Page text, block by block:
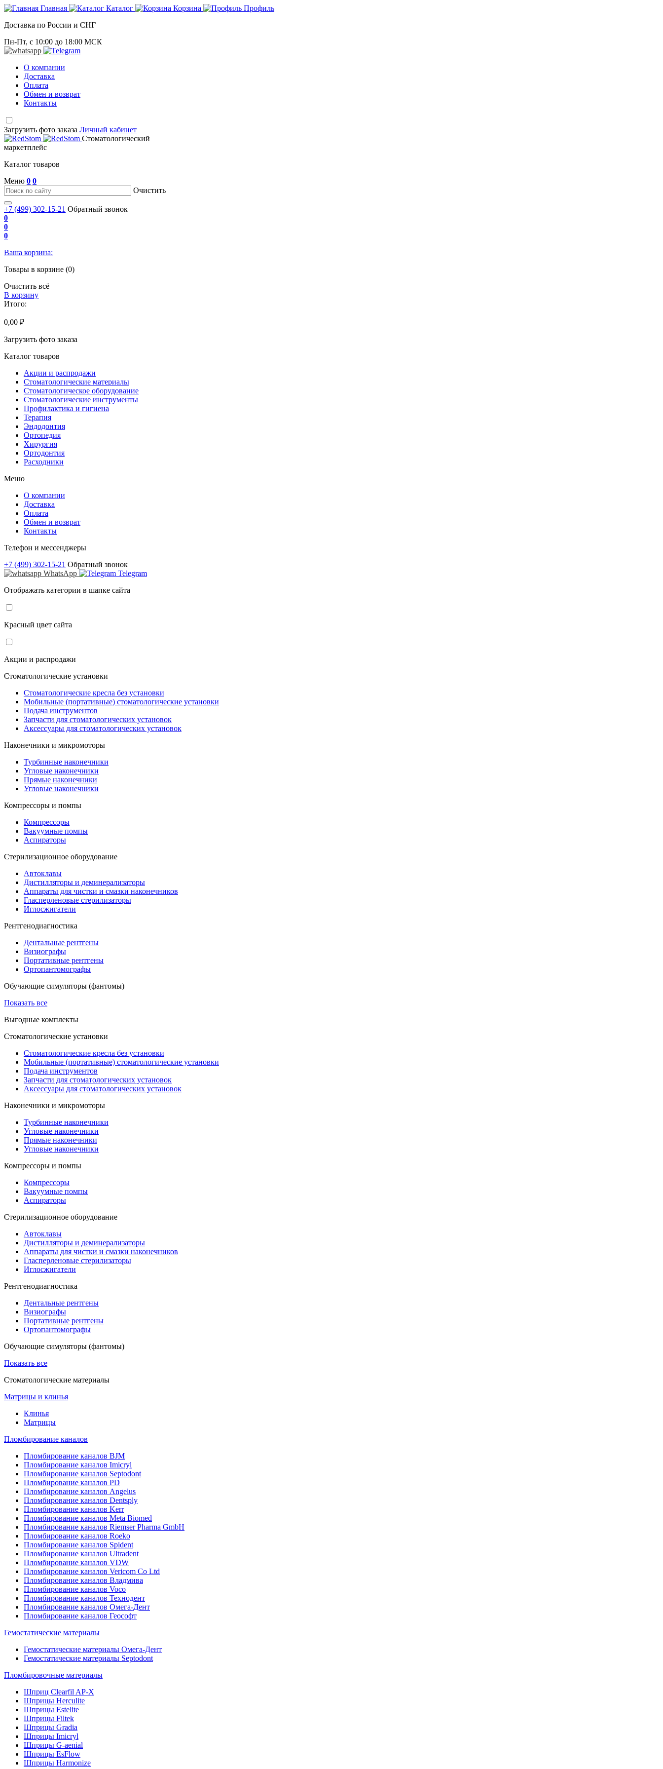
Главная Каталог Корзина
Профиль
Доставка по России и СНГ
Пн-Пт, с 10:00 до 18:00 МСК
О компании
Доставка
Оплата
Обмен и возврат
Контакты
Загрузить фото заказа Личный кабинет
Стоматологический
маркетплейс
Каталог товаров
Меню 0 0
Очистить
+7 (499) 302-15-21 Обратный звонок
0
0
0
Ваша корзина:
Товары в корзине (0)
Очистить всё
В корзину
Итого:
0,00 ₽
Загрузить фото заказа
Каталог товаров
Акции и распродажи
Стоматологические материалы
Стоматологическое оборудование
Стоматологические инструменты
Профилактика и гигиена
Терапия
Эндодонтия
Ортопедия
Хирургия
Ортодонтия
Расходники
Меню
О компании
Доставка
Оплата
Обмен и возврат
Контакты
Телефон и мессенджеры
+7 (499) 302-15-21 Обратный звонок
WhatsApp
Telegram
Отображать категории в шапке сайта
Красный цвет сайта
Акции и распродажи
Стоматологические установки
Стоматологические кресла без установки
Мобильные (портативные) стоматологические установки
Подача инструментов
Запчасти для стоматологических установок
Аксессуары для стоматологических установок
Наконечники и микромоторы
Турбинные наконечники
Угловые наконечники
Прямые наконечники
Угловые наконечники
Компрессоры и помпы
Компрессоры
Вакуумные помпы
Аспираторы
Стерилизационное оборудование
Автоклавы
Дистилляторы и деминерализаторы
Аппараты для чистки и смазки наконечников
Гласперленовые стерилизаторы
Иглосжигатели
Рентгенодиагностика
Дентальные рентгены
Визиографы
Портативные рентгены
Ортопантомографы
Обучающие симуляторы (фантомы)
Показать все
Выгодные комплекты
Стоматологические установки
Стоматологические кресла без установки
Мобильные (портативные) стоматологические установки
Подача инструментов
Запчасти для стоматологических установок
Аксессуары для стоматологических установок
Наконечники и микромоторы
Турбинные наконечники
Угловые наконечники
Прямые наконечники
Угловые наконечники
Компрессоры и помпы
Компрессоры
Вакуумные помпы
Аспираторы
Стерилизационное оборудование
Автоклавы
Дистилляторы и деминерализаторы
Аппараты для чистки и смазки наконечников
Гласперленовые стерилизаторы
Иглосжигатели
Рентгенодиагностика
Дентальные рентгены
Визиографы
Портативные рентгены
Ортопантомографы
Обучающие симуляторы (фантомы)
Показать все
Стоматологические материалы
Матрицы и клинья
Клинья
Матрицы
Пломбирование каналов
Пломбирование каналов BJM
Пломбирование каналов Imicryl
Пломбирование каналов Septodont
Пломбирование каналов PD
Пломбирование каналов Angelus
Пломбирование каналов Dentsply
Пломбирование каналов Kerr
Пломбирование каналов Meta Biomed
Пломбирование каналов Riemser Pharma GmbH
Пломбирование каналов Roeko
Пломбирование каналов Spident
Пломбирование каналов Ultradent
Пломбирование каналов VDW
Пломбирование каналов Vericom Co Ltd
Пломбирование каналов Владмива
Пломбирование каналов Voco
Пломбирование каналов Технодент
Пломбирование каналов Омега-Дент
Пломбирование каналов Геософт
Гемостатические материалы
Гемостатические материалы Омега-Дент
Гемостатические материалы Septodont
Пломбировочные материалы
Шприц Clearfil AP-X
Шприцы Herculite
Шприцы Estelite
Шприцы Filtek
Шприцы Gradia
Шприцы Imicryl
Шприцы G-aenial
Шприцы EsFlow
Шприцы Harmonize